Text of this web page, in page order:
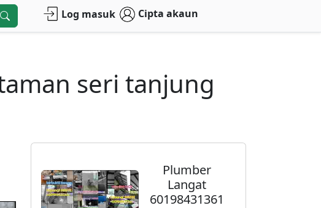
Log masuk Cipta akaun
seri tanjung
Plumber
Langat
60198431361